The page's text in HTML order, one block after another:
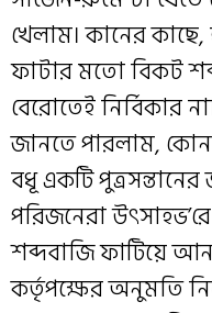
খেলাম। কানের
ফাটার মতো বিকট
বেরোতেই নির্বিকার
জানতে পারলাম,
বধূ একটি
পরিজনেরা
শব্দবাজি ফাটিয়ে
কর্তৃপক্ষের অনুমতি